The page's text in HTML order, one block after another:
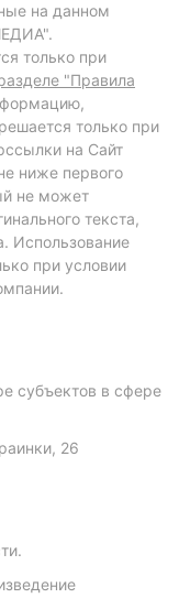
на данном
только при
"Правила
только при
на Сайт
ниже первого
не может
текста,
Использование
при условии
субъектов в сфере
26